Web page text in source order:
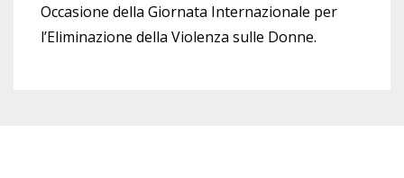
Occasione della Giornata Internazionale per
l’Eliminazione della Violenza sulle Donne.